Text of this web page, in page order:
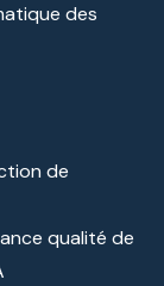
des
de
qualité de